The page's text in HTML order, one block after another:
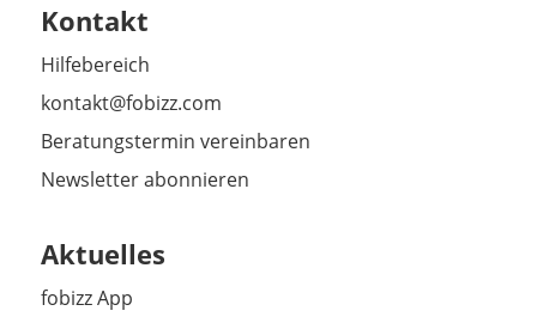
Kontakt
Hilfebereich
kontakt@fobizz.com
Beratungstermin vereinbaren
Newsletter abonnieren
Aktuelles
fobizz App